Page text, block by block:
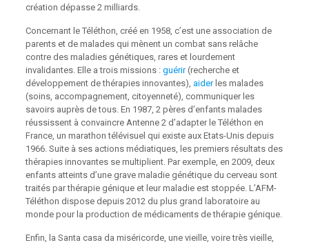
création dépasse 2 milliards.
Concernant le Téléthon, créé en 1958, c’est une association de
parents et de malades qui mènent un combat sans relâche
contre des maladies génétiques, rares et lourdement
invalidantes. Elle a trois missions : guérir(recherche et
développement de thérapies innovantes), aiderles malades
(soins, accompagnement, citoyenneté), communiquer les
savoirs auprès de tous. En 1987, 2 pères d’enfants malades
réussissent à convaincre Antenne 2 d’adapter le Téléthon en
France, un marathon télévisuel qui existe aux Etats-Unis depuis
1966. Suite à ses actions médiatiques, les premiers résultats des
thérapies innovantes se multiplient. Par exemple, en 2009, deux
enfants atteints d’une grave maladie génétique du cerveau sont
traités par thérapie génique et leur maladie est stoppée. L’AFM-
Téléthon dispose depuis 2012 du plus grand laboratoire au
monde pour la production de médicaments de thérapie génique.
Enfin, la Santa casa da miséricorde, une vieille, voire très vieille,